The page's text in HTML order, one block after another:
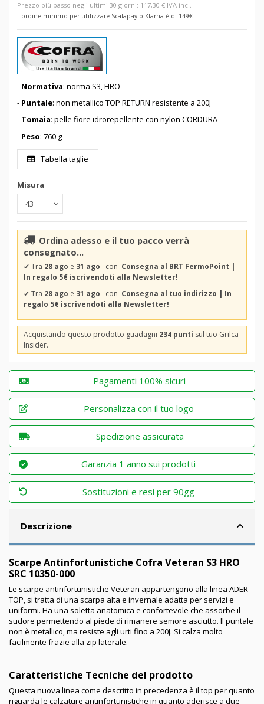
Prezzo più basso negli ultimi 30 giorni: 117,30 € IVA incl.
L'ordine minimo per utilizzare Scalapay o Klarna è di 149€
- Normativa: norma S3, HRO
- Puntale: non metallico TOP RETURN resistente a 200J
- Tomaia: pelle fiore idrorepellente con nylon CORDURA
- Peso: 760 g
Tabella taglie
Misura
Ordina adesso e il tuo pacco verrà
consegnato...
✔ Tra 28 ago e 31 ago con Consegna al BRT FermoPoint |
In regalo 5€ iscrivendoti alla Newsletter!
✔ Tra 28 ago e 31 ago con Consegna al tuo indirizzo | In
regalo 5€ iscrivendoti alla Newsletter!
Acquistando questo prodotto guadagni 234 punti sul tuo Grilca
Insider.
Pagamenti 100% sicuri
Personalizza con il tuo logo
Spedizione assicurata
Garanzia 1 anno sui prodotti
Sostituzioni e resi per 90gg
Descrizione
Scarpe Antinfortunistiche Cofra Veteran S3 HRO
SRC 10350-000
Le scarpe antinfortunistiche Veteran appartengono alla linea ADER
TOP, si tratta di una scarpa alta e invernale adatta per servizi e
uniformi. Ha una soletta anatomica e confortevole che assorbe il
sudore permettendo al piede di rimanere semore asciutto. Il puntale
non è metallico, ma resiste agli urti fino a 200J. Si calza molto
facilmente frazie alla zip laterale.
Caratteristiche Tecniche del prodotto
Questa nuova linea come descritto in precedenza è il top per quanto
riguarda le calzature antinfortunistiche in quanto aderisce a due